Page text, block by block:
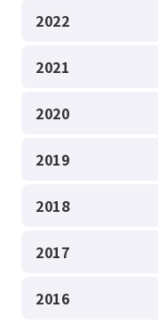
2022
2021
2020
2019
2018
2017
2016